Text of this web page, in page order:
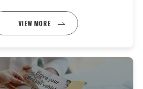
VIEW MORE